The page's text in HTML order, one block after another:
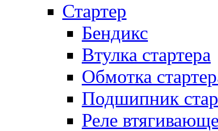
Стартер
Бендикс
Втулка стартера
Обмотка
Подшипник
Реле